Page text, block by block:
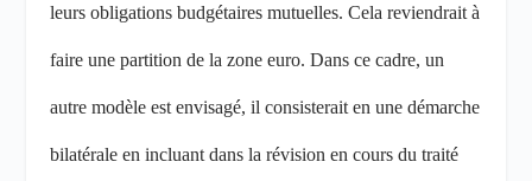
leurs obligations budgétaires mutuelles. Cela reviendrait à
faire une partition de la zone euro. Dans ce cadre, un
autre modèle est envisagé, il consisterait en une démarche
bilatérale en incluant dans la révision en cours du traité